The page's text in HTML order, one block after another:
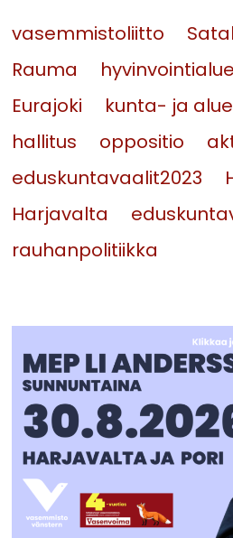
vasemmistoliitto
Rauma
hyvinvointialue
Eurajoki
kunta- ja
hallitus
oppositio
eduskuntavaalit2023
Harjavalta
rauhanpolitiikka